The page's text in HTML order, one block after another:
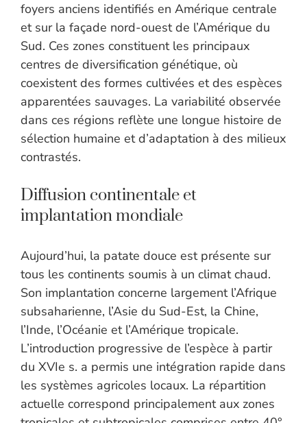
foyers anciens identifiés en Amérique centrale
et sur la façade nord-ouest de l’Amérique du
Sud. Ces zones constituent les principaux
centres de diversification génétique, où
coexistent des formes cultivées et des espèces
apparentées sauvages. La variabilité observée
dans ces régions reflète une longue histoire de
sélection humaine et d’adaptation à des milieux
contrastés.
Diffusion continentale et
implantation mondiale
Aujourd’hui, la patate douce est présente sur
tous les continents soumis à un climat chaud.
Son implantation concerne largement l’Afrique
subsaharienne, l’Asie du Sud-Est, la Chine,
l’Inde, l’Océanie et l’Amérique tropicale.
L’introduction progressive de l’espèce à partir
du XVIe s. a permis une intégration rapide dans
les systèmes agricoles locaux. La répartition
actuelle correspond principalement aux zones